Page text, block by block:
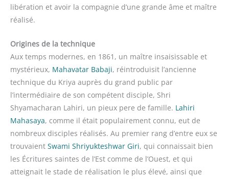
libération et avoir la compagnie d’une grande âme et maître
réalisé.
Origines de la technique
Aux temps modernes, en 1861, un maître insaisissable et
mystérieux, Mahavatar Babaji, réintroduisit l’ancienne
technique du Kriya auprès du grand public par
l’intermédiaire de son compétent disciple, Shri
Shyamacharan Lahiri, un pieux pere de famille. Lahiri
Mahasaya, comme il était populairement connu, eut de
nombreux disciples réalisés. Au premier rang d’entre eux se
trouvaient Swami Shriyukteshwar Giri, qui connaissait bien
les Écritures saintes de l’Est comme de l’Ouest, et qui
atteignait le stade de réalisation le plus élevé, ainsi que